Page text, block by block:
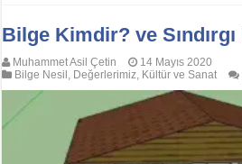
Bilge Kimdir? ve
Muhammet Asil Çetin
14 Mayıs 2020
Bilge Nesil Değerlerimiz Kültür ve Sanat